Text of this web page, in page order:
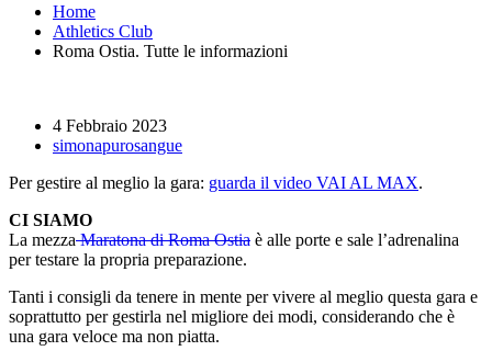
Home
Athletics Club
Roma Ostia. Tutte le informazioni
4 Febbraio 2023
simonapurosangue
Per gestire al meglio la gara: guarda il video VAI AL MAX.
CI SIAMO
La mezzaMaratona di Roma Ostia è alle porte e sale l’adrenalina
per testare la propria preparazione.
Tanti i consigli da tenere in mente per vivere al meglio questa gara e
soprattutto per gestirla nel migliore dei modi, considerando che è
una gara veloce ma non piatta.